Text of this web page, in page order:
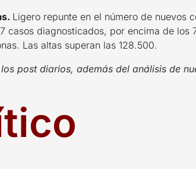
Ligero repunte en el número de nuevos
casos diagnosticados, por encima de los
Las altas superan las 128.500.
post diarios, además del análisis de